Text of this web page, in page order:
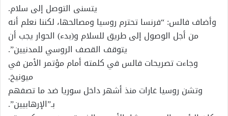
يتسنى التوصل إلى سلام.
وأضاف فالس: “فرنسا تحترم روسيا ومصالحها، لكننا نعلم أنه
من أجل الوصول إلى طريق للسلام و(بدء) الحوار يجب أن
يتوقف القصف الروسي للمدنيين”.
وجاءت تصريحات فالس في كلمته أمام مؤتمر الأمن في
ميونيخ.
وتشن روسيا غارات منذ أشهر داخل سوريا ضد ما تصفهم
بـ”الإرهابيين”.